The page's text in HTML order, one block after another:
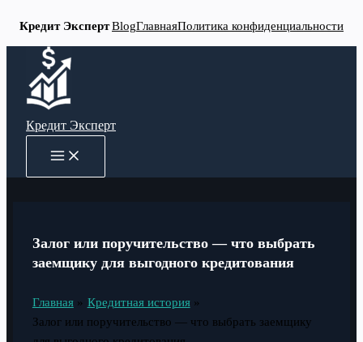
Кредит ЭкспертBlogГлавнаяПолитика конфиденциальности
Перейти
содержимому
Кредит Эксперт
MAIN
MENU
Залог или поручительство — что выбрать
заемщику для выгодного кредитования
Главная
Кредитная история
Залог или поручительство — что выбрать заемщику